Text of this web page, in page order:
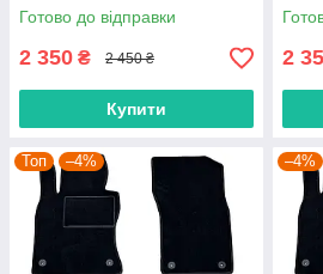
Готово до відправки
2 350 ₴ 2 450 ₴
Купити
2
Топ –4% –4%